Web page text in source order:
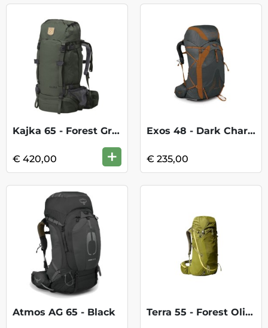
Kajka 65 - Forest Green
€ 420,00 +
Exos 48 - Dark Charcoal Grey
€ 235,00
Atmos AG 65 - Black Terra 55 - Forest Olive-New Taupe Green